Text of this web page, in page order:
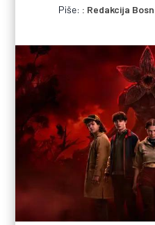
Piše: Redakcija